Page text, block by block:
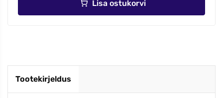
Lisa ostukorvi
Tootekirjeldus